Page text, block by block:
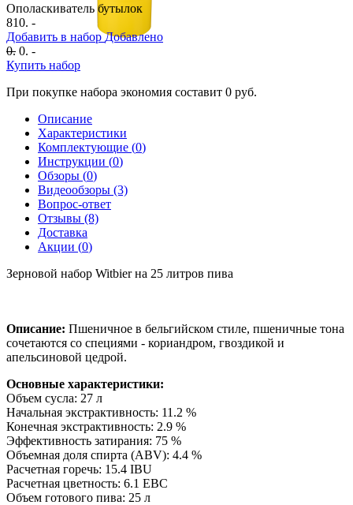
Ополаскиватель бутылок
810. -
Добавить в набор Добавлено
0. 0. -
Купить набор
При покупке набора экономия составит 0 руб.
Описание
Характеристики
Комплектующие (0)
Инструкции (0)
Обзоры (0)
Видеообзоры (3)
Вопрос-ответ
Отзывы (8)
Доставка
Акции (0)
Зерновой набор Witbier на 25 литров пива
Описание: Пшеничное в бельгийском стиле, пшеничные тона
сочетаются со специями - кориандром, гвоздикой и
апельсиновой цедрой.
Основные характеристики:
Объем сусла: 27 л
Начальная экстрактивность: 11.2 %
Конечная экстрактивность: 2.9 %
Эффективность затирания: 75 %
Объемная доля спирта (ABV): 4.4 %
Расчетная горечь: 15.4 IBU
Расчетная цветность: 6.1 EBC
Объем готового пива: 25 л